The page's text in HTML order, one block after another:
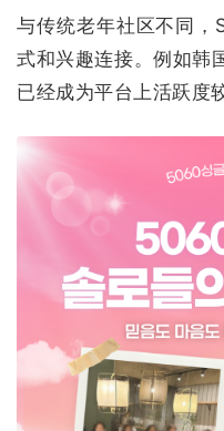
与传统老年社区不同
式和兴趣连接。例如韩
已经成为平台上活跃度